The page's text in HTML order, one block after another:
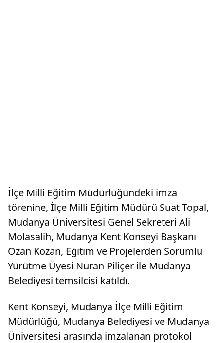
İlçe Milli Eğitim Müdürlüğündeki imza
törenine, İlçe Milli Eğitim Müdürü Suat Topal,
Mudanya Üniversitesi Genel Sekreteri Ali
Molasalih, Mudanya Kent Konseyi Başkanı
Ozan Kozan, Eğitim ve Projelerden Sorumlu
Yürütme Üyesi Nuran Piliçer ile Mudanya
Belediyesi temsilcisi katıldı.
Kent Konseyi, Mudanya İlçe Milli Eğitim
Müdürlüğü, Mudanya Belediyesi ve Mudanya
Üniversitesi arasında imzalanan protokol